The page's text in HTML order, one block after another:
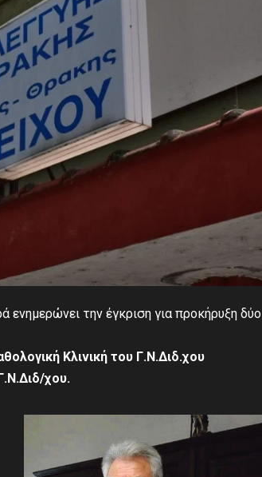
ενημερώνει την έγκριση για προκήρυξη
Κλινική του Γ.Ν.Διδ.χου
χου.